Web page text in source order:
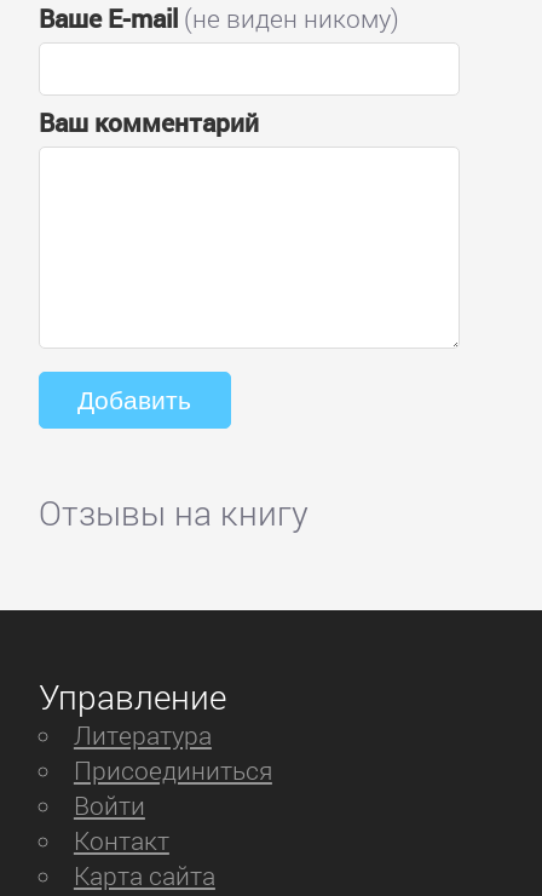
Ваше E-mail(не виден никому)
Ваш комментарий
Отзывы на книгу
Управление
Литература
Присоединиться
Войти
Контакт
Карта сайта